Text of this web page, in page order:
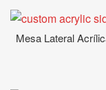
Mesa Lateral